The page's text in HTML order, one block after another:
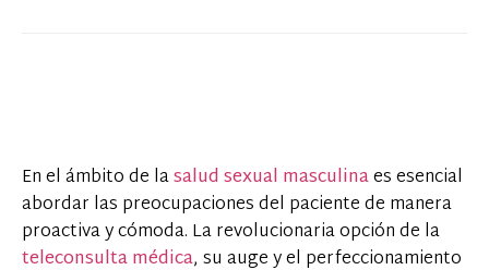
En el ámbito de lasalud sexual masculinaes esencial
abordar las preocupaciones del paciente de manera
proactiva y cómoda. La revolucionaria opción de la
teleconsulta médica, su auge y el perfeccionamiento